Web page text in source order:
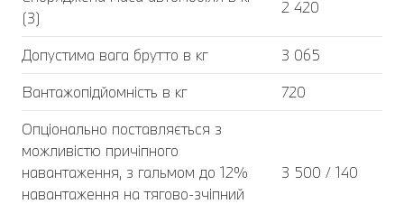
(3)
2 420
Допустима вага брутто в кг
3 065
Вантажопідйомність в кг
720
Опціонально поставляється з
можливістю причіпного
навантаження, з гальмом до 12%
навантаження на тягово-зчіпний
3 500 / 140